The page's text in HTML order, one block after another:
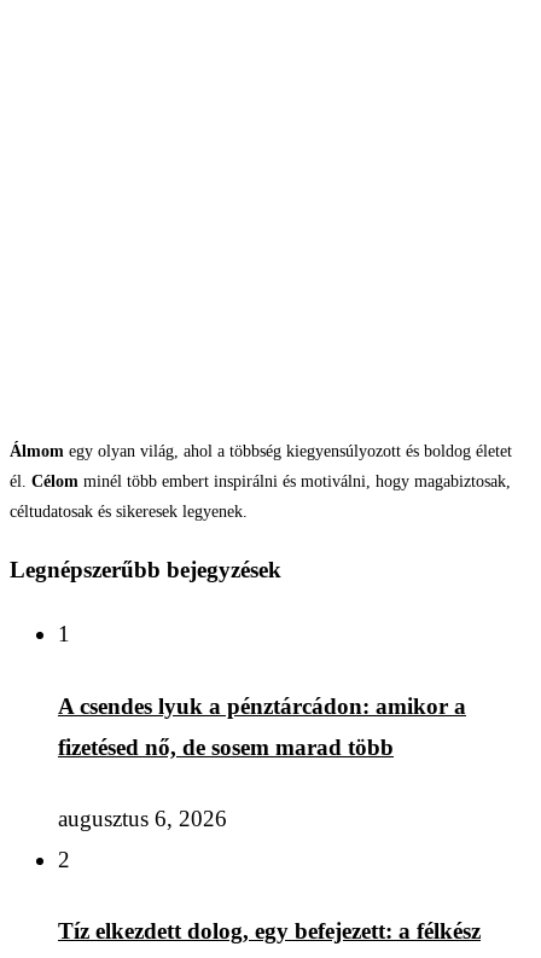
Álmom egy olyan világ, ahol a többség kiegyensúlyozott és boldog életet
él. Célom minél több embert inspirálni és motiválni, hogy magabiztosak,
céltudatosak és sikeresek legyenek.
Legnépszerűbb bejegyzések
1
A csendes lyuk a pénztárcádon: amikor a
fizetésed nő, de sosem marad több
augusztus 6, 2026
2
Tíz elkezdett dolog, egy befejezett: a félkész